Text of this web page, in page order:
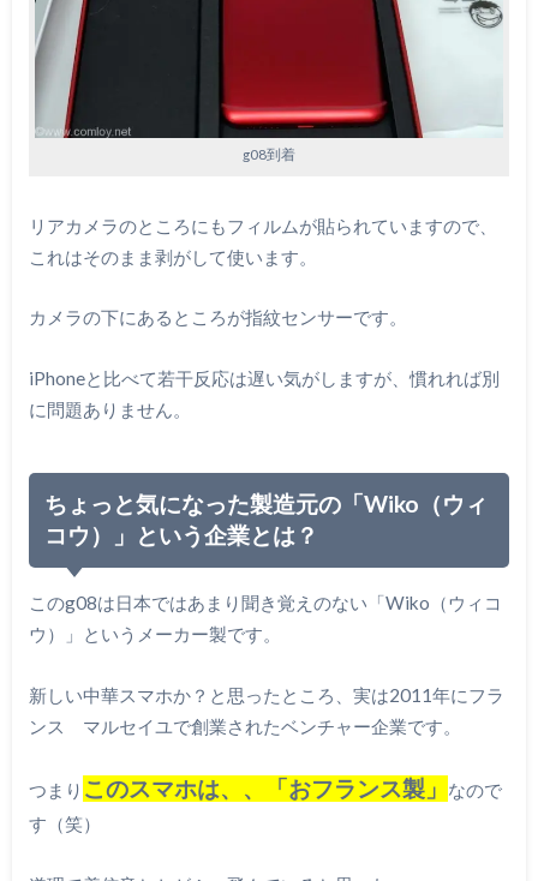
g08到着
リアカメラのところにもフィルムが貼られていますので、
これはそのまま剥がして使います。
カメラの下にあるところが指紋センサーです。
iPhoneと比べて若干反応は遅い気がしますが、慣れれば別
に問題ありません。
ちょっと気になった製造元の「Wiko（ウィ
コウ）」という企業とは？
このg08は日本ではあまり聞き覚えのない「Wiko（ウィコ
ウ）」というメーカー製です。
新しい中華スマホか？と思ったところ、実は2011年にフラ
ンス マルセイユで創業されたベンチャー企業です。
つまり このスマホは、、「おフランス製」
なので
す（笑）